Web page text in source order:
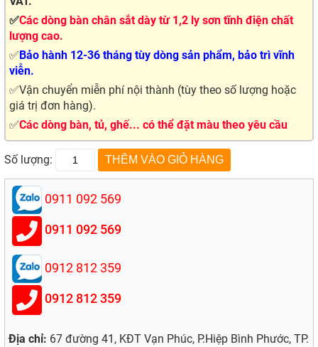
✅Các dòng bàn chân sắt dày từ 1,2 ly sơn tĩnh điện chất
lượng cao.
✅ Bảo hành 12-36 tháng tùy dòng sản phẩm, bảo trì vĩnh
viễn.
✅Vận chuyển miễn phí nội thành (tùy theo số lượng hoặc
giá trị đơn hàng).
✅Các dòng bàn, tủ, ghế... có thể đặt màu theo yêu cầu
Số lượng:
0911 092 569
0911 092 569
0912 812 359
0912 812 359
Địa chỉ: 67 đường 41, KĐT Vạn Phúc, P.Hiệp Bình Phước, TP.